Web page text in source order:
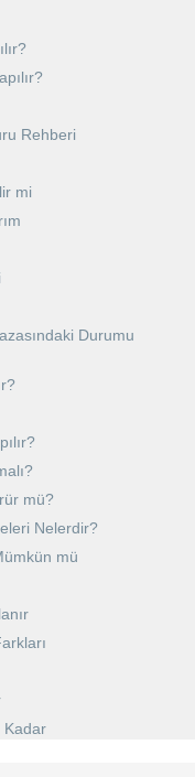
Rehberi
mi
Durumu
mü?
Nelerdir?
mü
Kadar